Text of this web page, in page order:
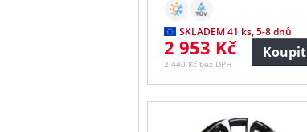
SKLADEM 41 ks, 5-8 dnů
2 953 Kč
2 440 Kč bez DPH
Koupit